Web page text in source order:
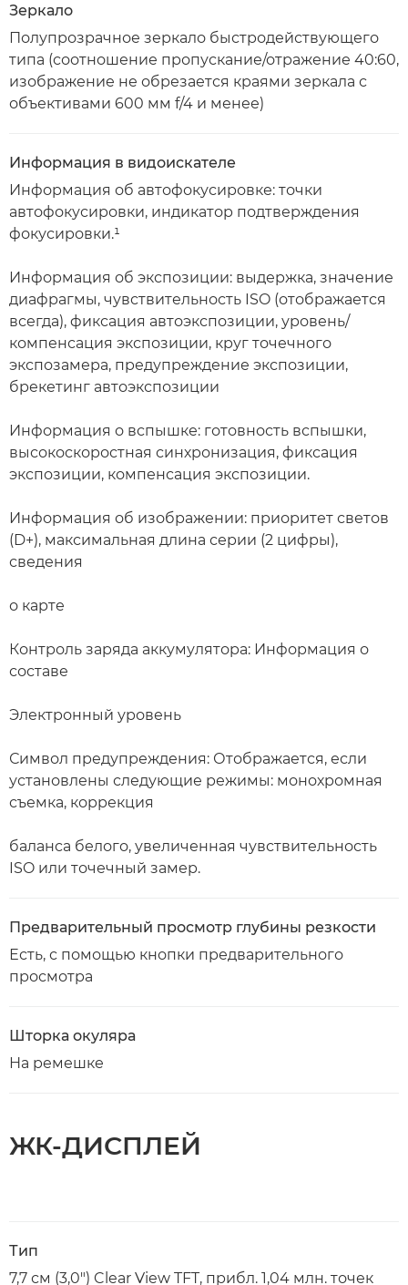
Зеркало
Полупрозрачное зеркало быстродействующего
типа (соотношение пропускание/отражение 40:60,
изображение не обрезается краями зеркала с
объективами 600 мм f/4 и менее)
Информация в видоискателе
Информация об автофокусировке: точки
автофокусировки, индикатор подтверждения
фокусировки.¹
Информация об экспозиции: выдержка, значение
диафрагмы, чувствительность ISO (отображается
всегда), фиксация автоэкспозиции, уровень/
компенсация экспозиции, круг точечного
экспозамера, предупреждение экспозиции,
брекетинг автоэкспозиции
Информация о вспышке: готовность вспышки,
высокоскоростная синхронизация, фиксация
экспозиции, компенсация экспозиции.
Информация об изображении: приоритет светов
(D+), максимальная длина серии (2 цифры),
сведения
о карте
Контроль заряда аккумулятора: Информация о
составе
Электронный уровень
Символ предупреждения: Отображается, если
установлены следующие режимы: монохромная
съемка, коррекция
баланса белого, увеличенная чувствительность
ISO или точечный замер.
Предварительный просмотр глубины резкости
Есть, с помощью кнопки предварительного
просмотра
Шторка окуляра
На ремешке
ЖК-ДИСПЛЕЙ
Тип
7,7 см (3,0") Clear View TFT, прибл. 1,04 млн. точек